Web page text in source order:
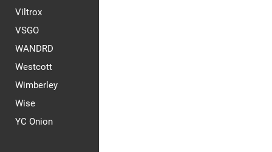
Viltrox
VSGO
WANDRD
Westcott
Wimberley
Wise
YC Onion